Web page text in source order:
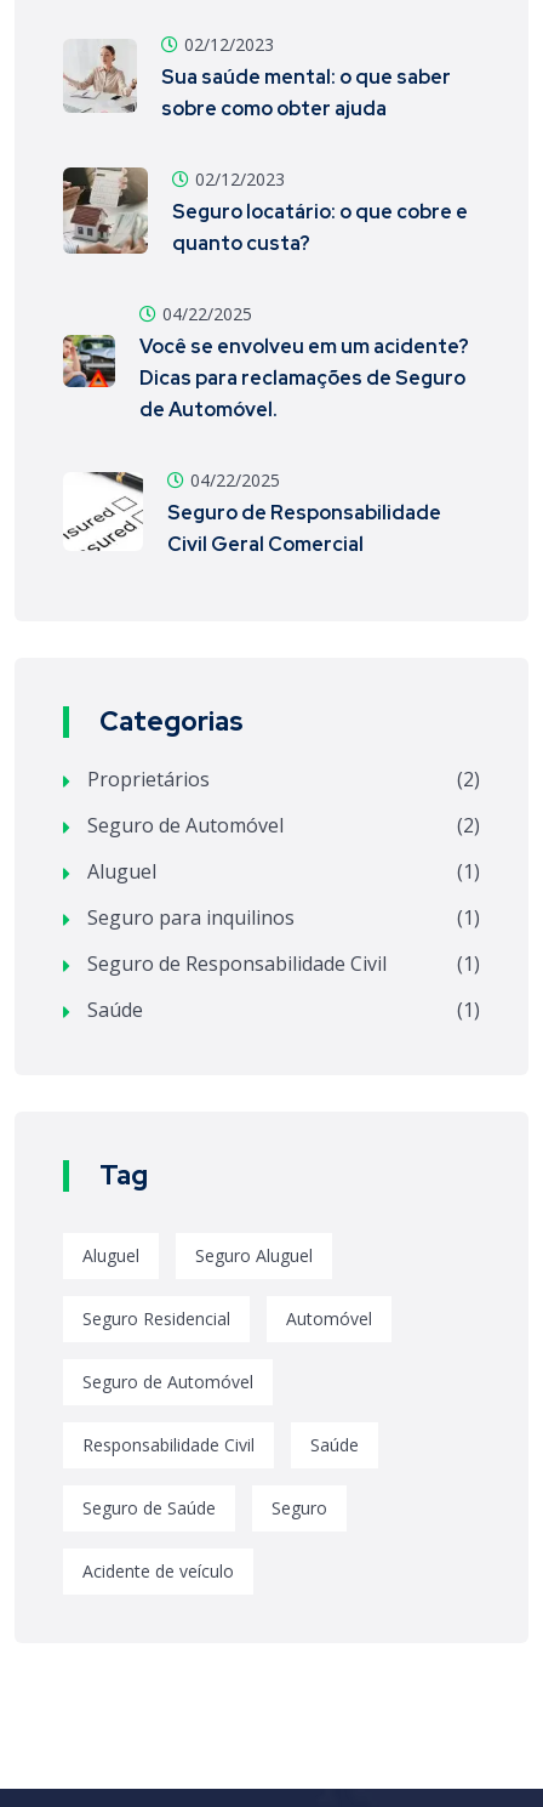
02/12/2023
Sua saúde mental: o que saber
sobre como obter ajuda
02/12/2023
Seguro locatário: o que cobre e
quanto custa?
04/22/2025
Você se envolveu em um acidente?
Dicas para reclamações de Seguro
de Automóvel.
04/22/2025
Seguro de Responsabilidade
Civil Geral Comercial
Categorias
Proprietários
(2)
Seguro de Automóvel
(2)
Aluguel
(1)
Seguro para inquilinos
(1)
Seguro de Responsabilidade Civil
(1)
Saúde
(1)
Tag
Aluguel Seguro Aluguel
Seguro Residencial Automóvel
Seguro de Automóvel
Responsabilidade Civil Saúde
Seguro de Saúde Seguro
Acidente de veículo